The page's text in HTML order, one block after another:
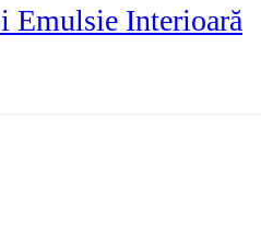
Emulsie Interioară